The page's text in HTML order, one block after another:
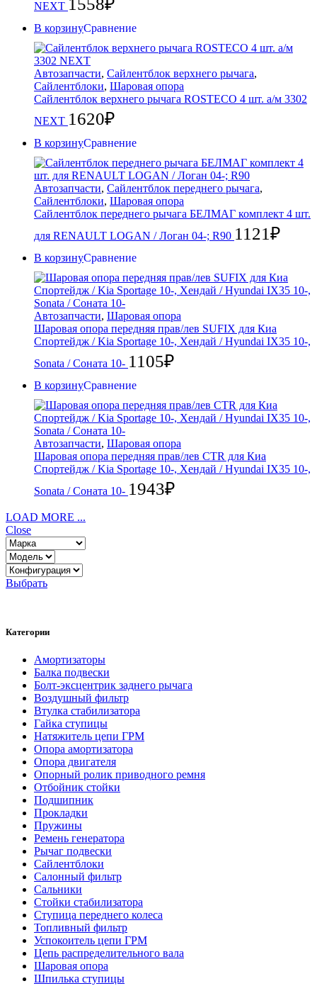
NEXT 1558₽
В корзинуСравнение
Автозапчасти, Сайлентблок верхнего рычага,
Сайлентблоки, Шаровая опора
Сайлентблок верхнего рычага ROSTECO 4 шт. а/м 3302
NEXT 1620₽
В корзинуСравнение
Автозапчасти, Сайлентблок переднего рычага,
Сайлентблоки, Шаровая опора
Сайлентблок переднего рычага БЕЛМАГ комплект 4 шт.
для RENAULT LOGAN / Логан 04-; R90 1121₽
В корзинуСравнение
Автозапчасти, Шаровая опора
Шаровая опора передняя прав/лев SUFIX для Киа
Спортейдж / Kia Sportage 10-, Хендай / Hyundai IX35 10-,
Sonata / Соната 10- 1105₽
В корзинуСравнение
Автозапчасти, Шаровая опора
Шаровая опора передняя прав/лев CTR для Киа
Спортейдж / Kia Sportage 10-, Хендай / Hyundai IX35 10-,
Sonata / Соната 10- 1943₽
LOAD MORE ...
Close
Выбрать
Категории
Амортизаторы
Балка подвески
Болт-эксцентрик заднего рычага
Воздушный фильтр
Втулка стабилизатора
Гайка ступицы
Натяжитель цепи ГРМ
Опора амортизатора
Опора двигателя
Опорный ролик приводного ремня
Отбойник стойки
Подшипник
Прокладки
Пружины
Ремень генератора
Рычаг подвески
Сайлентблоки
Салонный фильтр
Сальники
Стойки стабилизатора
Ступица переднего колеса
Топливный фильтр
Успокоитель цепи ГРМ
Цепь распределительного вала
Шаровая опора
Шпилька ступицы